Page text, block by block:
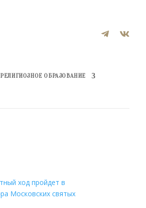
 
РЕЛИГИОЗНОЕ ОБРАЗОВАНИЕ